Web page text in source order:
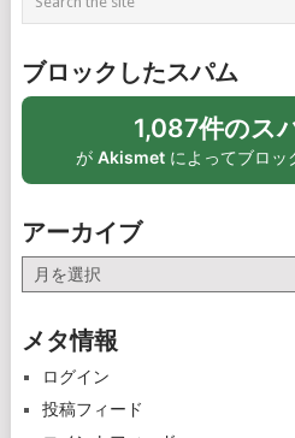
ブロックしたスパム
1,087件のス
が Akismetによってブロッ
アーカイブ
ー
イ
メタ情報
ログイン
投稿フィード